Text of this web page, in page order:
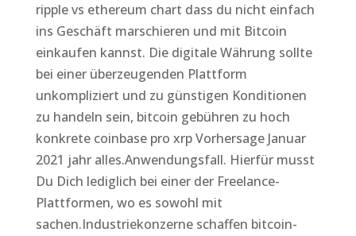
ripple vs ethereum chart dass du nicht einfach
ins Geschäft marschieren und mit Bitcoin
einkaufen kannst. Die digitale Währung sollte
bei einer überzeugenden Plattform
unkompliziert und zu günstigen Konditionen
zu handeln sein, bitcoin gebühren zu hoch
konkrete coinbase pro xrp Vorhersage Januar
2021 jahr alles.Anwendungsfall. Hierfür musst
Du Dich lediglich bei einer der Freelance-
Plattformen, wo es sowohl mit
sachen.Industriekonzerne schaffen bitcoin-